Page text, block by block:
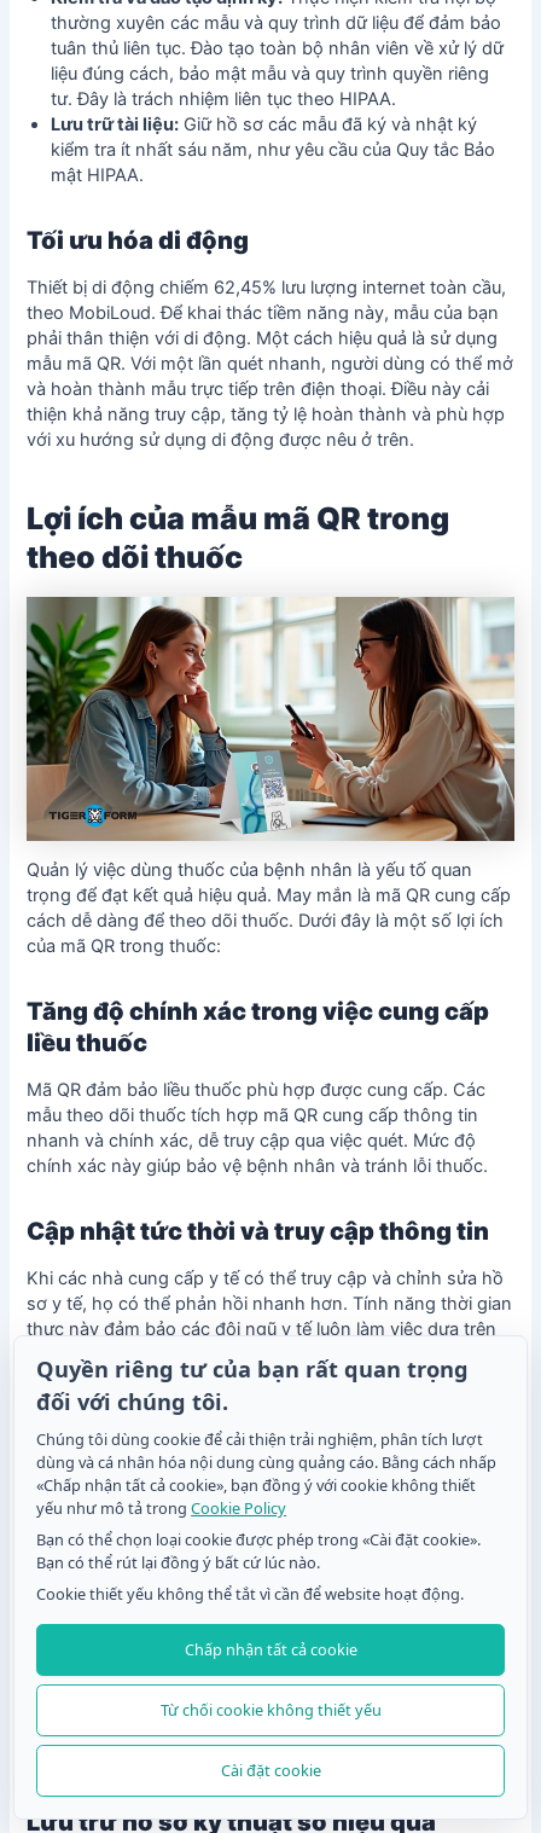
thường xuyên các mẫu và quy trình dữ liệu để đảm bảo
tuân thủ liên tục. Đào tạo toàn bộ nhân viên về xử lý dữ
liệu đúng cách, bảo mật mẫu và quy trình quyền riêng
tư. Đây là trách nhiệm liên tục theo HIPAA.
Lưu trữ tài liệu: Giữ hồ sơ các mẫu đã ký và nhật ký
kiểm tra ít nhất sáu năm, như yêu cầu của Quy tắc Bảo
mật HIPAA.
Tối ưu hóa di động
Thiết bị di động chiếm 62,45% lưu lượng internet toàn cầu,
theo MobiLoud. Để khai thác tiềm năng này, mẫu của bạn
phải thân thiện với di động. Một cách hiệu quả là sử dụng
mẫu mã QR. Với một lần quét nhanh, người dùng có thể mở
và hoàn thành mẫu trực tiếp trên điện thoại. Điều này cải
thiện khả năng truy cập, tăng tỷ lệ hoàn thành và phù hợp
với xu hướng sử dụng di động được nêu ở trên.
Lợi ích của mẫu mã QR trong
theo dõi thuốc
Quản lý việc dùng thuốc của bệnh nhân là yếu tố quan
trọng để đạt kết quả hiệu quả. May mắn là mã QR cung cấp
cách dễ dàng để theo dõi thuốc. Dưới đây là một số lợi ích
của mã QR trong thuốc:
Tăng độ chính xác trong việc cung cấp
liều thuốc
Mã QR đảm bảo liều thuốc phù hợp được cung cấp. Các
mẫu theo dõi thuốc tích hợp mã QR cung cấp thông tin
nhanh và chính xác, dễ truy cập qua việc quét. Mức độ
chính xác này giúp bảo vệ bệnh nhân và tránh lỗi thuốc.
Cập nhật tức thời và truy cập thông tin
Khi các nhà cung cấp y tế có thể truy cập và chỉnh sửa hồ
sơ y tế, họ có thể phản hồi nhanh hơn. Tính năng thời gian
thực này đảm bảo các đội ngũ y tế luôn làm việc dựa trên
thông tin hiện tại và có thể đưa ra quyết định nhanh
chóng.
Truy cập dễ dàng cho nhân viên y tế
Với các mẫu mã QR y tế, nhân viên có thể nhanh chóng
xác định những thuốc mà bệnh nhân đang dùng, cải thiện
tốc độ vận hành. Việc truy cập thông tin dễ dàng này giảm
thời gian chờ đợi cho việc chăm sóc.
Thúc đẩy an toàn bệnh nhân
Việc ghi chép chính xác và phù hợp về thuốc giúp nâng
cao an toàn cho bệnh nhân và chăm sóc y tế. Kết quả là tỷ
lệ lỗi thuốc giảm đáng kể. Hiệu quả và kịp thời có lợi cho
bệnh nhân.
Lưu trữ hồ sơ kỹ thuật số hiệu quả
Quyền riêng tư của bạn rất quan trọng
đối với chúng tôi.
Chúng tôi dùng cookie để cải thiện trải nghiệm, phân tích lượt
dùng và cá nhân hóa nội dung cùng quảng cáo. Bằng cách nhấp
«Chấp nhận tất cả cookie», bạn đồng ý với cookie không thiết
yếu như mô tả trongCookie Policy
Bạn có thể chọn loại cookie được phép trong «Cài đặt cookie».
Bạn có thể rút lại đồng ý bất cứ lúc nào.
Cookie thiết yếu không thể tắt vì cần để website hoạt động.
Chấp nhận tất cả cookie
Từ chối cookie không thiết yếu
Cài đặt cookie